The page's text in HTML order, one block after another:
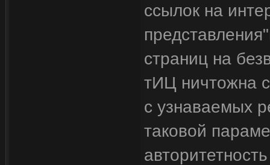
ссылок на
страниц на
тИЦ ничтожна
с узнаваемых
таковой